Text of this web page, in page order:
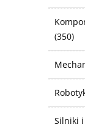
(350)
Silniki